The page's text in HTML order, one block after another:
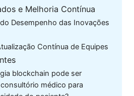
e Melhoria Contínua
Desempenho das Inovações
Contínua de Equipes
blockchain pode ser
médico para